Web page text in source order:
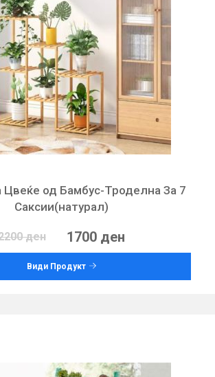
Цвеќе од Бамбус-Троделна За 7
Саксии(натурал)
ден 1700 ден
Види Продукт